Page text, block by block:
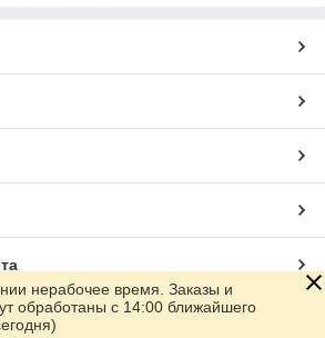
нерабочее время. Заказы и
обработаны с 14:00 ближайшего